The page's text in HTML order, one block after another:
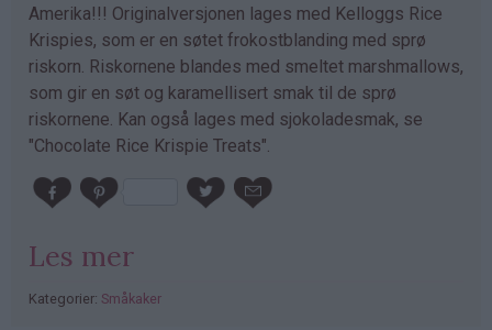
Amerika!!! Originalversjonen lages med Kelloggs Rice
Krispies, som er en søtet frokostblanding med sprø
riskorn. Riskornene blandes med smeltet marshmallows,
som gir en søt og karamellisert smak til de sprø
riskornene. Kan også lages med sjokoladesmak, se
"Chocolate Rice Krispie Treats".
Les mer
Kategorier: Småkaker